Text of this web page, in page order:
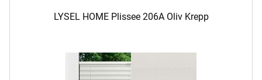
LYSEL HOME Plissee 206A Oliv Krepp